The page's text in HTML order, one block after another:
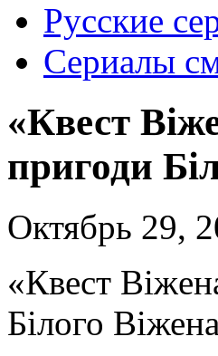
Русские
Сериалы
«Квест
пригоди
Октябрь 29,
«Квeст
Білого